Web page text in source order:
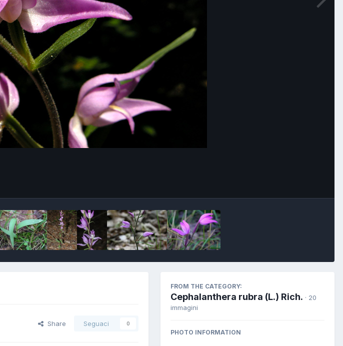
Share Seguaci 0
FROM THE CATEGORY:
Cephalanthera rubra (L.) Rich. · 20
immagini
PHOTO INFORMATION